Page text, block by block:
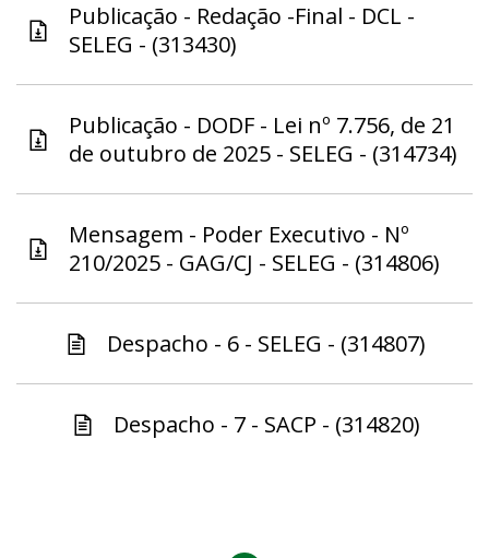
Publicação - Redação -Final - DCL -
SELEG - (313430)
Publicação - DODF - Lei nº 7.756, de 21
de outubro de 2025 - SELEG - (314734)
Mensagem - Poder Executivo - Nº
210/2025 - GAG/CJ - SELEG - (314806)
Despacho - 6 - SELEG - (314807)
Despacho - 7 - SACP - (314820)